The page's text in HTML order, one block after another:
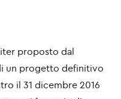
proposto dal
un progetto definitivo
il 31 dicembre 2016